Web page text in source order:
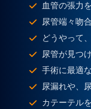
血管の張力
尿管端々吻
どうやって
尿管が見つ
手術に最適
尿漏れや、
カテーテル